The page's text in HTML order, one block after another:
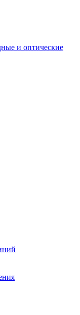
и оптические